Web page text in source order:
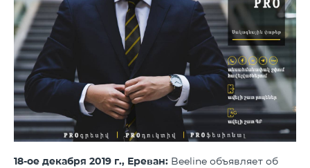
18-ое декабря 2019 г., Ереван: Beeline объявляет об